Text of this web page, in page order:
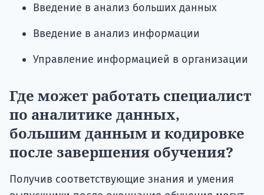
Введение в анализ больших данных
Введение в анализ информации
Управление информацией в организации
Где может работать специалист
по аналитике данных,
большим данным и кодировке
после завершения обучения?
Получив соответствующие знания и умения